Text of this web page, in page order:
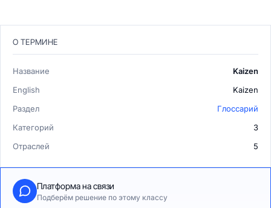
О ТЕРМИНЕ
Название
Kaizen
English
Kaizen
Раздел
Глоссарий
Категорий
3
Отраслей
5
Платформа на связи
Подберём решение по этому классу